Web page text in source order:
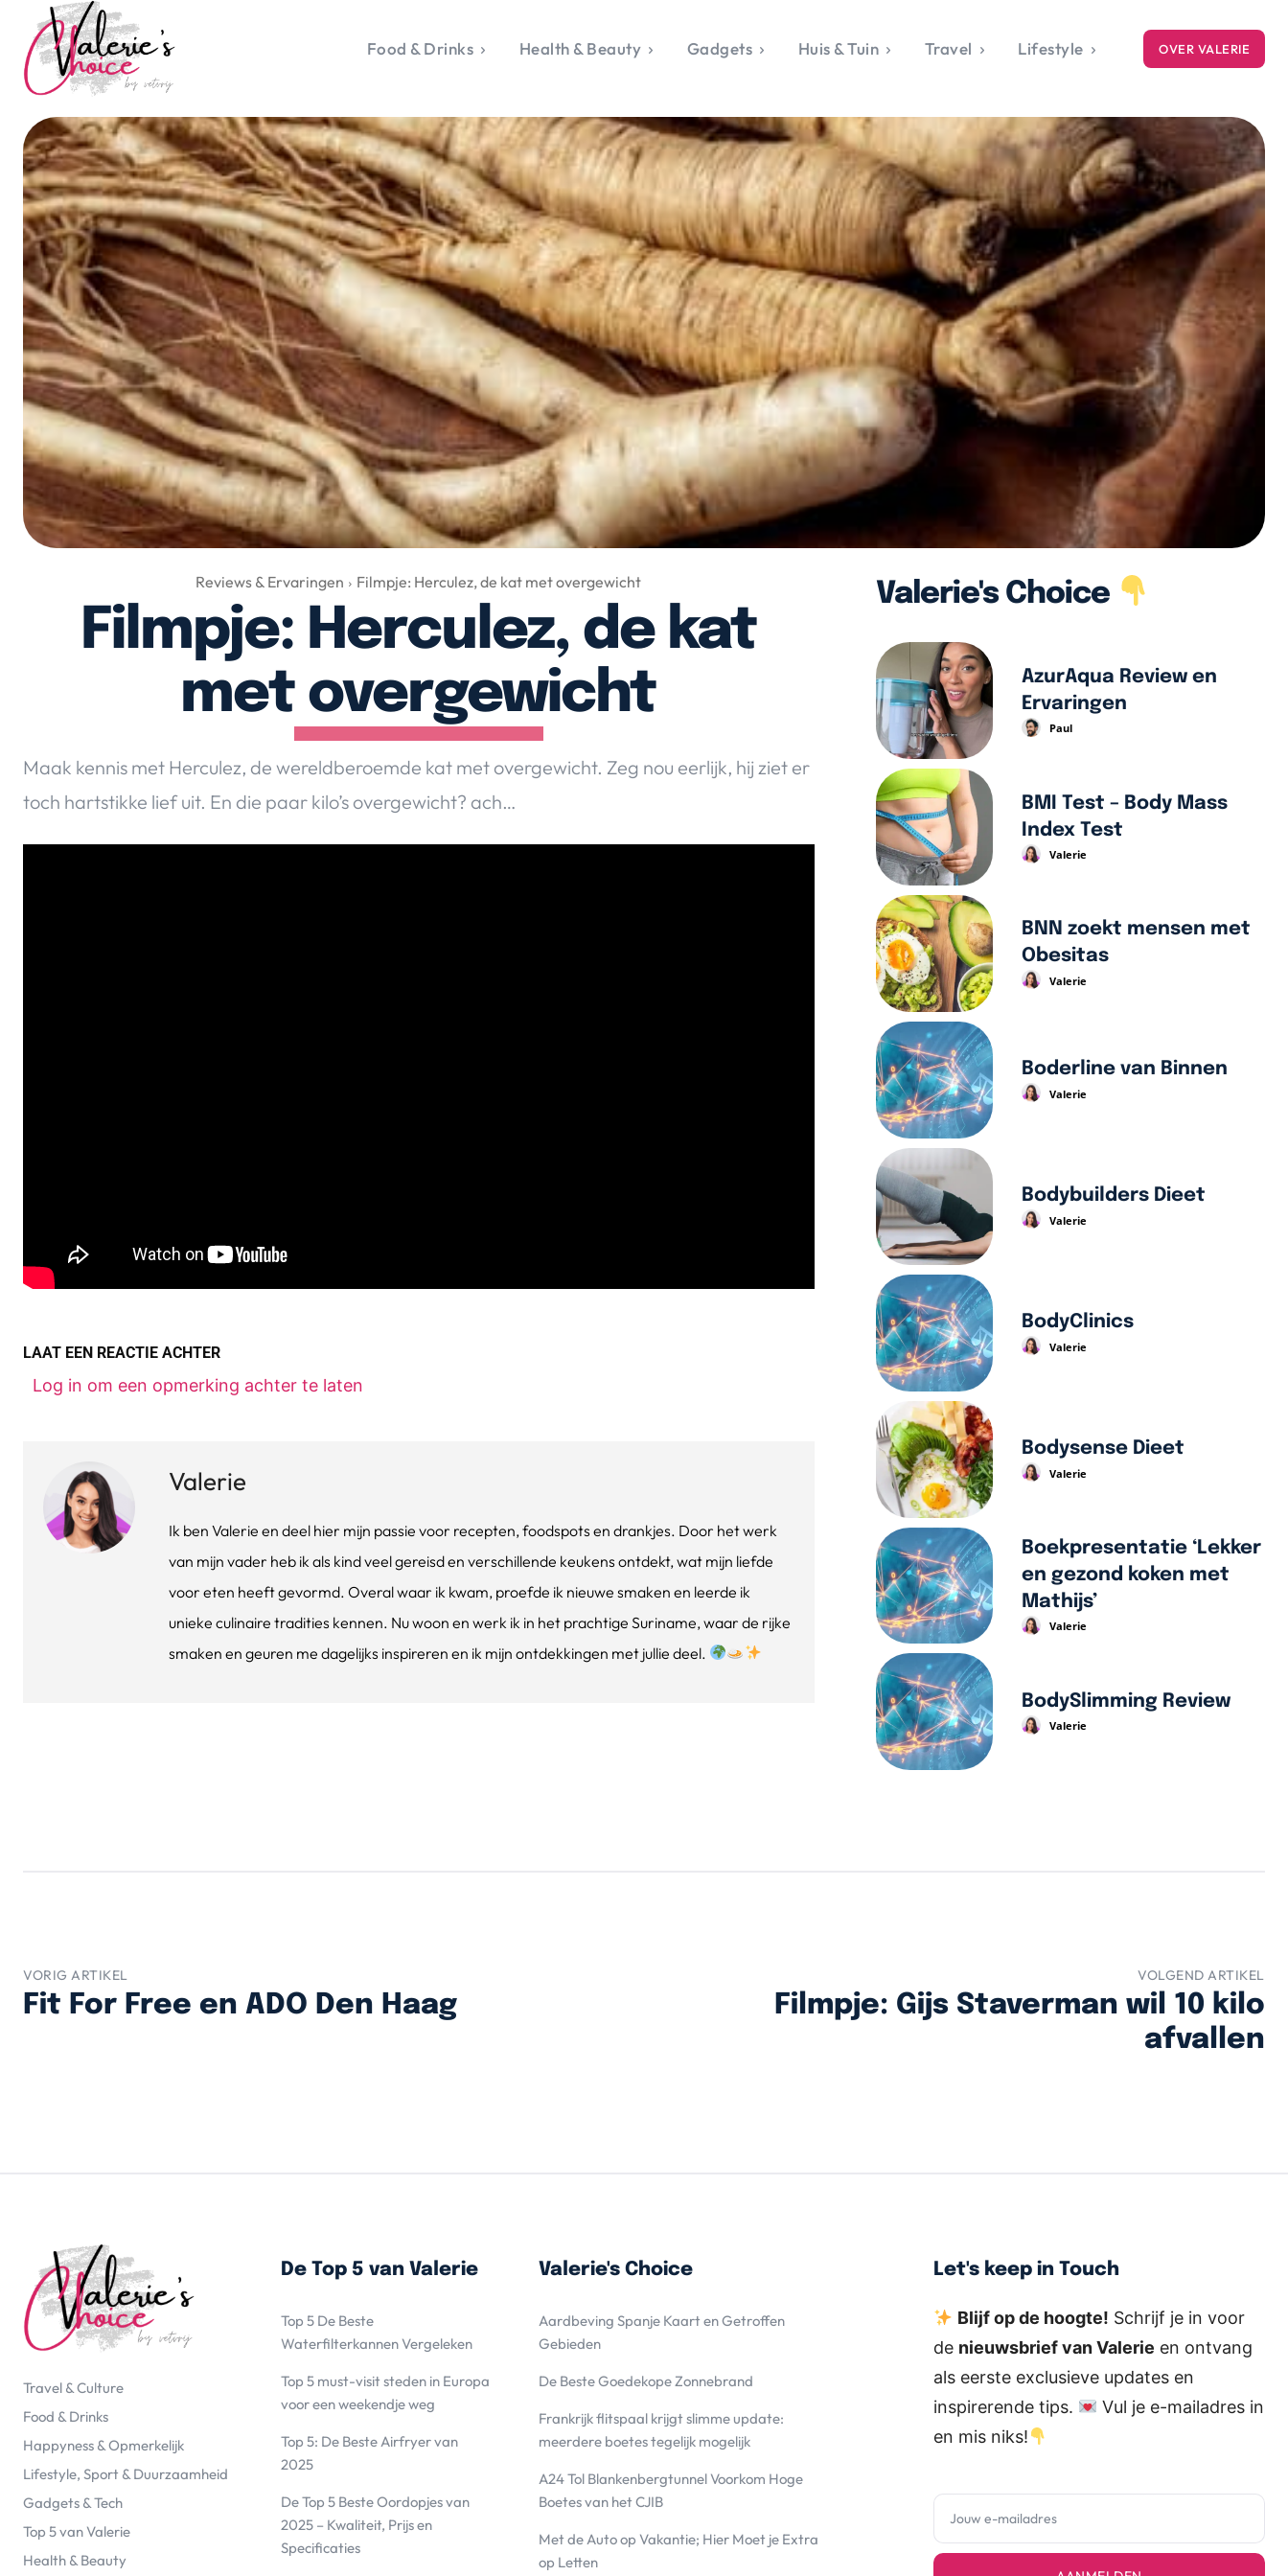
Travel & Culture
Food & Drinks
Happyness & Opmerkelijk
Lifestyle, Sport &
Duurzaamheid
Gadgets & Tech
Top 5 van Valerie
Health & Beauty
Huis & Tuin
Nieuws & Media
Over Valerie
De Top 5
Contact
Food & Drinks
Health & Beauty
Gadgets
Huis & Tuin
TravelLifestyle
Food & Drinks Health & Beauty Gadgets Huis & Tuin Travel Lifestyle OVER VALERIE
Reviews & Ervaringen Filmpje: Herculez, de kat met overgewicht
Filmpje: Herculez, de kat
met overgewicht
Maak kennis met Herculez, de wereldberoemde kat met overgewicht. Zeg nou eerlijk, hij ziet er
toch hartstikke lief uit. En die paar kilo’s overgewicht? ach…
LAAT EEN REACTIE ACHTER
Log in om een opmerking achter te laten
Valerie
Ik ben Valerie en deel hier mijn passie voor recepten, foodspots en drankjes. Door het werk
van mijn vader heb ik als kind veel gereisd en verschillende keukens ontdekt, wat mijn liefde
voor eten heeft gevormd. Overal waar ik kwam, proefde ik nieuwe smaken en leerde ik
unieke culinaire tradities kennen. Nu woon en werk ik in het prachtige Suriname, waar de rijke
smaken en geuren me dagelijks inspireren en ik mijn ontdekkingen met jullie deel.
Valerie's Choice
AzurAqua Review en
Ervaringen
Paul
BMI Test – Body Mass
Index Test
Valerie
BNN zoekt mensen met
Obesitas
Valerie
Boderline van Binnen
Valerie
Bodybuilders Dieet
Valerie
BodyClinics
Valerie
Bodysense Dieet
Valerie
Boekpresentatie ‘Lekker
en gezond koken met
Mathijs’
Valerie
BodySlimming Review
Valerie
VORIG ARTIKEL
Fit For Free en ADO Den Haag
VOLGEND ARTIKEL
Filmpje: Gijs Staverman wil 10 kilo
afvallen
Travel & Culture
Food & Drinks
Happyness & Opmerkelijk
Lifestyle, Sport & Duurzaamheid
Gadgets & Tech
Top 5 van Valerie
Health & Beauty
De Top 5 van Valerie
Top 5 De Beste
Waterfilterkannen Vergeleken
Top 5 must-visit steden in Europa
voor een weekendje weg
Top 5: De Beste Airfryer van
2025
De Top 5 Beste Oordopjes van
2025 – Kwaliteit, Prijs en
Specificaties
Valerie's Choice
Aardbeving Spanje Kaart en Getroffen
Gebieden
De Beste Goedekope Zonnebrand
Frankrijk flitspaal krijgt slimme update:
meerdere boetes tegelijk mogelijk
A24 Tol Blankenbergtunnel Voorkom Hoge
Boetes van het CJIB
Met de Auto op Vakantie; Hier Moet je Extra
op Letten
Let's keep in Touch
Blijf op de hoogte! Schrijf je in voor
de nieuwsbrief van Valerie en ontvang
als eerste exclusieve updates en
inspirerende tips.
Vul je e-mailadres in
en mis niks!